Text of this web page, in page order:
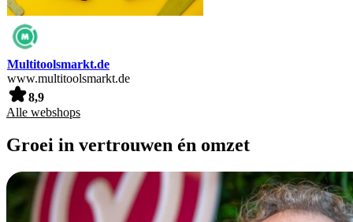
Multitoolsmarkt.de
www.multitoolsmarkt.de
8,9
Alle webshops
Groei in vertrouwen én omzet